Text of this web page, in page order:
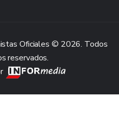
Oficiales © 2026. Todos
reservados.